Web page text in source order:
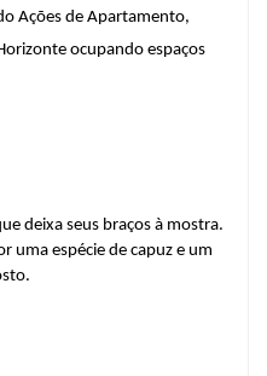
Ações de Apartamento,
ocupando espaços
deixa seus braços à mostra.
uma espécie de capuz e um